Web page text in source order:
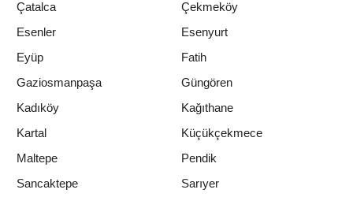
Çatalca
Çekmeköy
Esenler
Esenyurt
Eyüp
Fatih
Gaziosmanpaşa
Güngören
Kadıköy
Kağıthane
Kartal
Küçükçekmece
Maltepe
Pendik
Sancaktepe
Sarıyer